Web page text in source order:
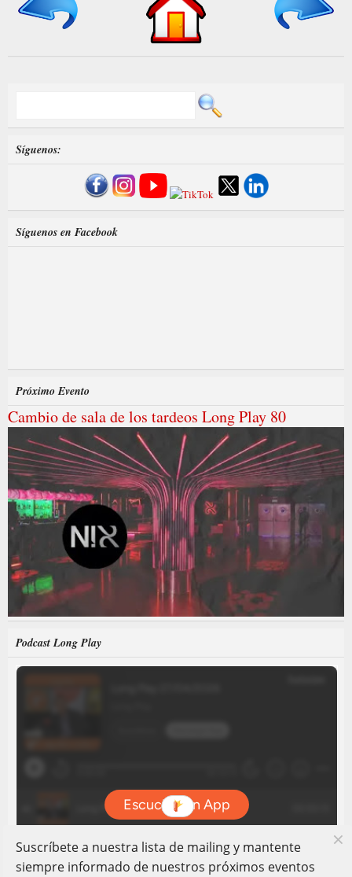
Síguenos:
Síguenos en Facebook
Próximo Evento
Cambio de sala de los tardeos Long Play 80
Podcast Long Play
Suscríbete a nuestra lista de mailing y mantente
siempre informado de nuestros próximos eventos